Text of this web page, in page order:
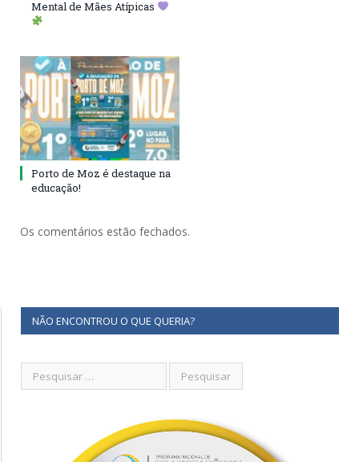
Mental de Mães Atípicas
Porto de Moz é destaque na
educação!
Os comentários estão fechados.
NÃO ENCONTROU O QUE QUERIA?